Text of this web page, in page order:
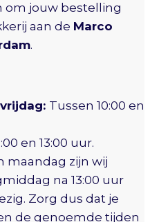
om jouw bestelling
aan de Marco
.
Tussen 10:00 en
en 13:00 uur.
maandag zijn wij
na 13:00 uur
Zorg dus dat je
de genoemde tijden